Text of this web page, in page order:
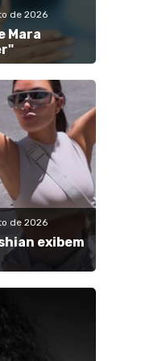
de 2026
Mara
de 2026
exibem